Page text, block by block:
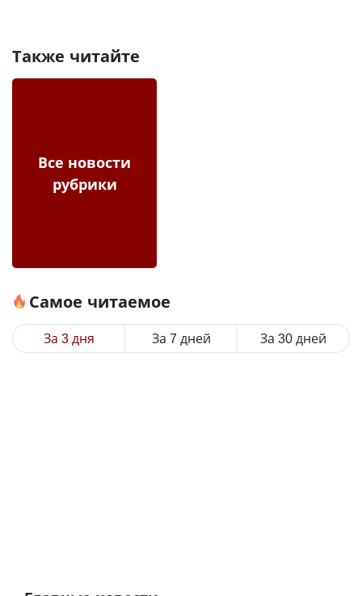
Также читайте
Все новости
рубрики
Самое читаемое
За 3 дня За 7 дней За 30 дней